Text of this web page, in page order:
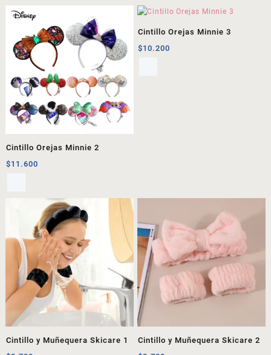
Cintillo Orejas Minnie 2
$11.600
Cintillo Orejas Minnie 3
$10.200
Cintillo y Muñequera Skicare 1
Cintillo y Muñequera Skicare 2